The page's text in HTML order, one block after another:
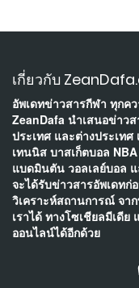
เกี่ยวกับ
อัพเดทข่าวสารกีฬา ทุกค
ZeanDafa นำเสนอข่าว
ประเทศ และต่างประเท
เทนนิส บาสเก็ตบอล
แบดมินตัน วอลเลย์บอล
จะได้รับข่าวสารอัพเดท
วิเคราะห์สถานการณ์ จา
เราได้ ทางโซเชียลมีเดี
ออนไลน์ได้อีกด้วย